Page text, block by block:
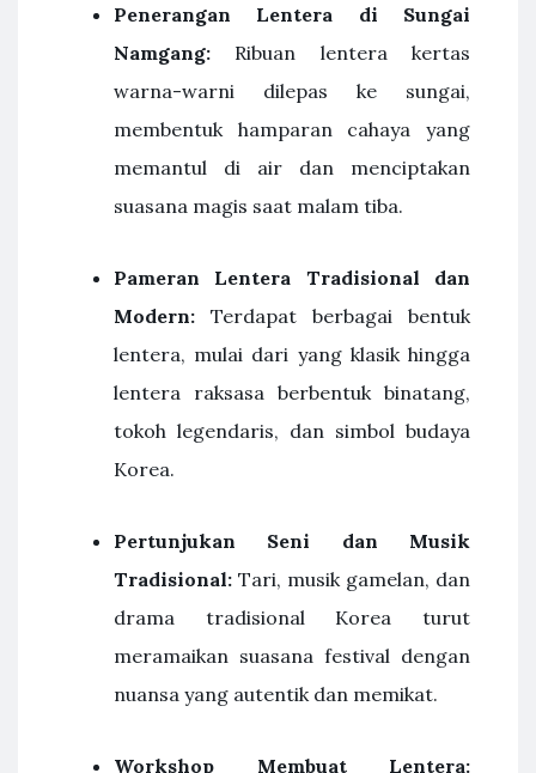
Penerangan Lentera di Sungai
Namgang: Ribuan lentera kertas
warna-warni dilepas ke sungai,
membentuk hamparan cahaya yang
memantul di air dan menciptakan
suasana magis saat malam tiba.
Pameran Lentera Tradisional dan
Modern: Terdapat berbagai bentuk
lentera, mulai dari yang klasik hingga
lentera raksasa berbentuk binatang,
tokoh legendaris, dan simbol budaya
Korea.
Pertunjukan Seni dan Musik
Tradisional: Tari, musik gamelan, dan
drama tradisional Korea turut
meramaikan suasana festival dengan
nuansa yang autentik dan memikat.
Workshop Membuat Lentera: